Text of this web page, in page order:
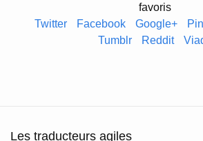
favoris
Twitter
Facebook Google+
Tumblr
Reddit
Les traducteurs agiles